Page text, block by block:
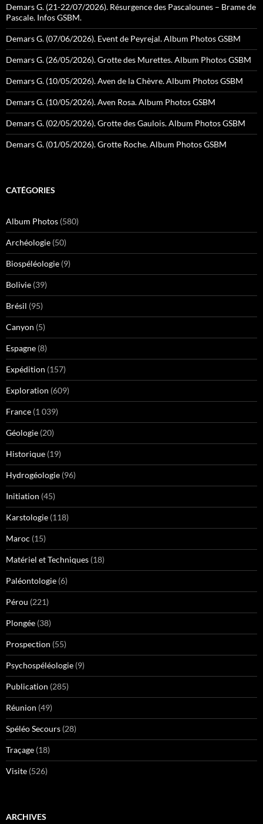
Demars G. (21-22/07/2026). Résurgence des Pascalounes – Brame de
Pascale. Infos GSBM.
Demars G. (07/06/2026). Event de Peyrejal. Album Photos GSBM
Demars G. (26/05/2026). Grotte des Murettes. Album Photos GSBM
Demars G. (10/05/2026). Aven de la Chèvre. Album Photos GSBM
Demars G. (10/05/2026). Aven Rosa. Album Photos GSBM
Demars G. (02/05/2026). Grotte des Gaulois. Album Photos GSBM
Demars G. (01/05/2026). Grotte Roche. Album Photos GSBM
CATÉGORIES
Album Photos (580)
Archéologie (50)
Biospéléologie (9)
Bolivie (39)
Brésil (95)
Canyon (5)
Espagne (8)
Expédition (157)
Exploration (609)
France (1 039)
Géologie (20)
Historique (19)
Hydrogéologie (96)
Initiation (45)
Karstologie (118)
Maroc (15)
Matériel et Techniques (18)
Paléontologie (6)
Pérou (221)
Plongée (38)
Prospection (55)
Psychospéléologie (9)
Publication (285)
Réunion (49)
Spéléo Secours (28)
Traçage (18)
Visite (526)
ARCHIVES